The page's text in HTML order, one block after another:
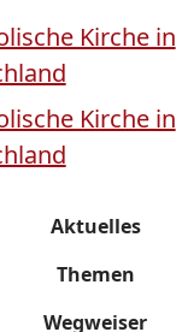
Aktuelles
Themen
Wegweiser